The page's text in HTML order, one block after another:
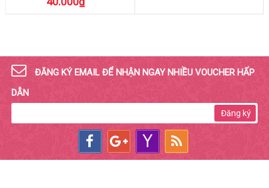
ĐĂNG KÝ EMAIL ĐỂ NHẬN NGAY NHIỀU VOUCHER HẤP
DẪN
Đăng ký